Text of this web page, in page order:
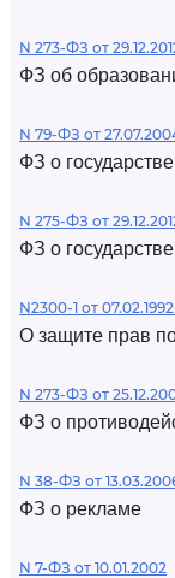
N 273-ФЗ от
ФЗ об
N 79-ФЗ от
ФЗ о
N 275-ФЗ от
ФЗ о
N2300-1 от
О защите прав
N 273-ФЗ от
ФЗ о
N 38-ФЗ от
ФЗ о рекламе
N 7-ФЗ от 10.01.2002